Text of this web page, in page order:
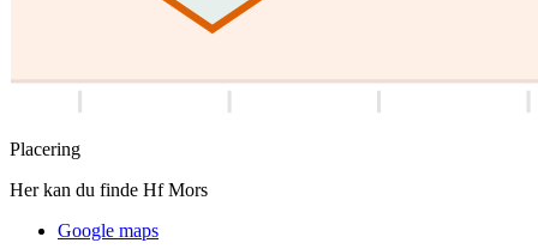
Placering
Her kan du finde Hf Mors
Google maps